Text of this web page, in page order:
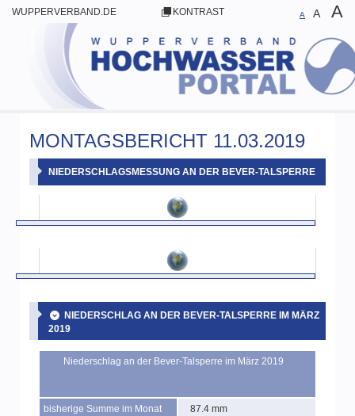
WUPPERVERBAND.DE KONTRAST A A A
MONTAGSBERICHT 11.03.2019
NIEDERSCHLAGSMESSUNG AN DER BEVER-TALSPERRE
NIEDERSCHLAG AN DER BEVER-TALSPERRE IM MÄRZ
2019
Niederschlag an der Bever-Talsperre im März 2019
bisherige Summe im Monat
87.4 mm